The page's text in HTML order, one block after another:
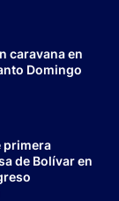
caravana en
Domingo
primera
de Bolívar en